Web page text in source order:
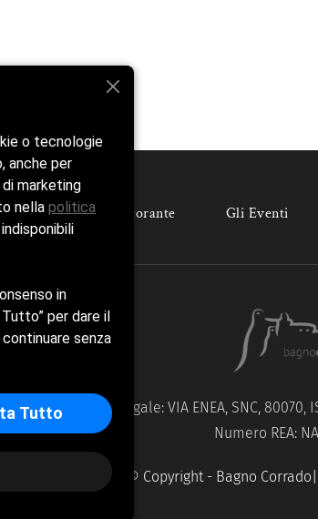
Bar e Ristorante Gli Eventi
& C. S.N.C. - Sede Legale: VIA ENEA, SNC,
Numero REA:
© Copyright - Bagno
o tecnologie
anche per
marketing
nella politica
in
per dare il
senza
Tutto